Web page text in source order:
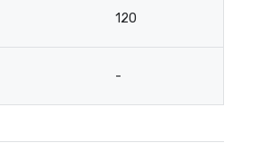
120
-